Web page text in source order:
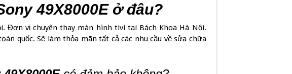
49X8000E ở đâu?
Đơn vị chuyên thay màn hình tivi tại Bách Khoa Hà Nội.
quốc. Sẽ làm thỏa mãn tất cả các nhu cầu về sửa chữa